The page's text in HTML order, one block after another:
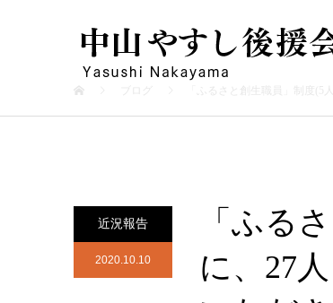
ブログ 「ふるさと創生職員」制度(5
近況報告
2020.10.10
「ふる
に、27